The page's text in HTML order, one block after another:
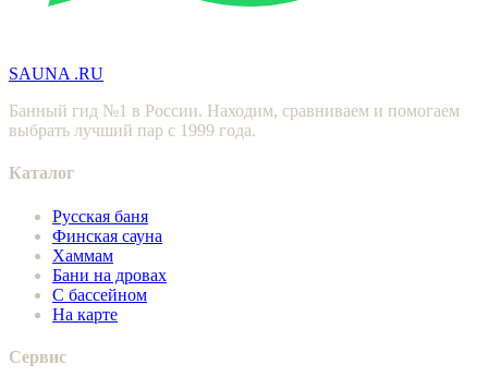
SAUNA .RU
Банный гид №1 в России. Находим, сравниваем и помогаем
выбрать лучший пар с 1999 года.
Каталог
Русская баня
Финская сауна
Хаммам
Бани на дровах
С бассейном
На карте
Сервис